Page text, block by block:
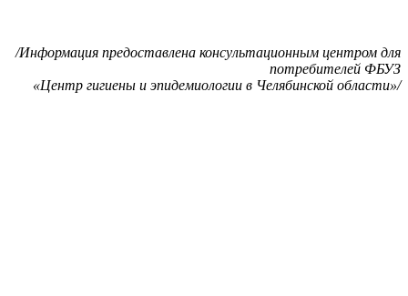
/Информация предоставлена консультационным центром для
потребителей ФБУЗ
«Центр гигиены и эпидемиологии в Челябинской области»/